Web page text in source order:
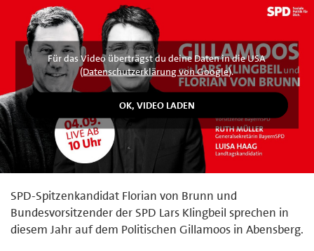
Für das Video überträgst du deine Daten in die USA
(Datenschutzerklärung von Google).
SPD-Spitzenkandidat Florian von Brunn und
Bundesvorsitzender der SPD Lars Klingbeil sprechen in
diesem Jahr auf dem Politischen Gillamoos in Abensberg.